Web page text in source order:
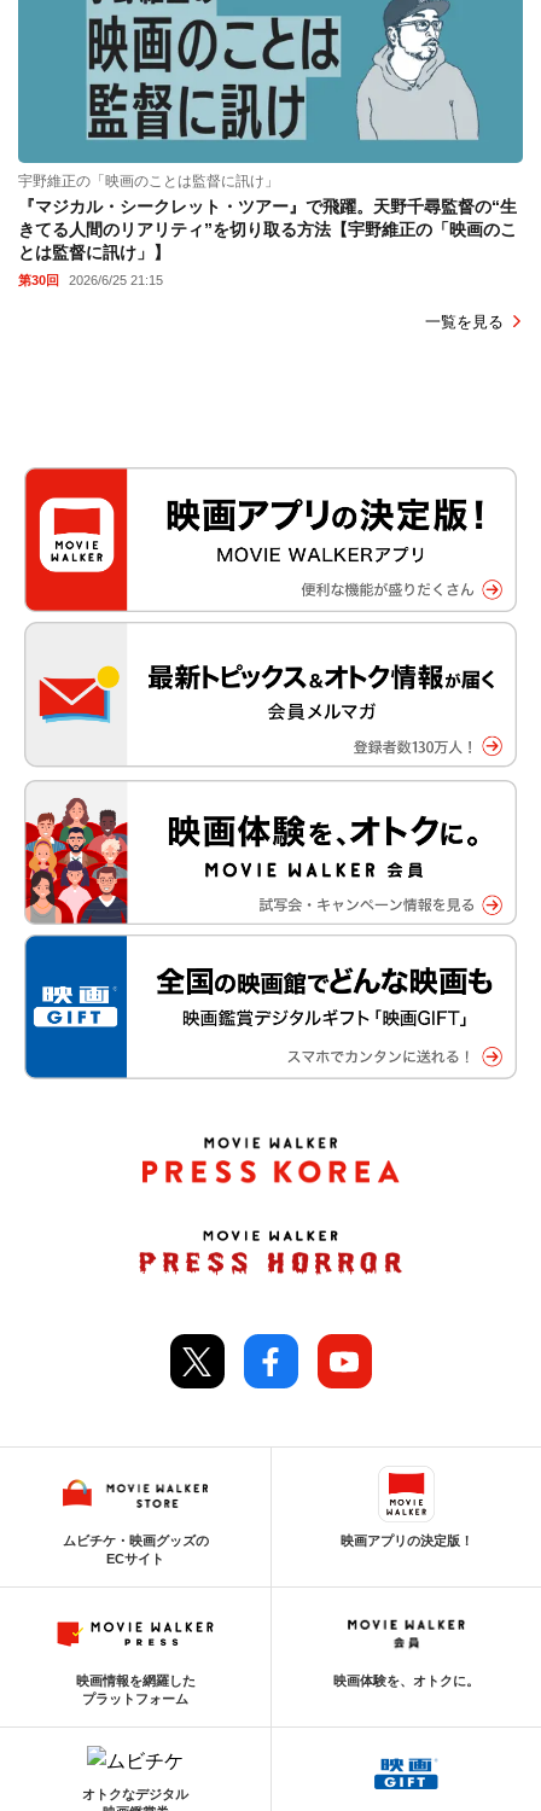
宇野維正の「映画のことは監督に訊け」
『マジカル・シークレット・ツアー』で飛躍。天野千尋監督の“生
きてる人間のリアリティ”を切り取る方法【宇野維正の「映画のこ
とは監督に訊け」】
第30回 2026/6/25 21:15
一覧を見る
ムビチケ・映画グッズの
ECサイト
映画アプリの決定版！
映画情報を網羅した
プラットフォーム
映画体験を、オトクに。
オトクなデジタル